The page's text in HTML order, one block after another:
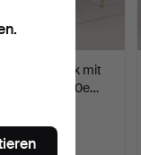
Teak mit
1950e…